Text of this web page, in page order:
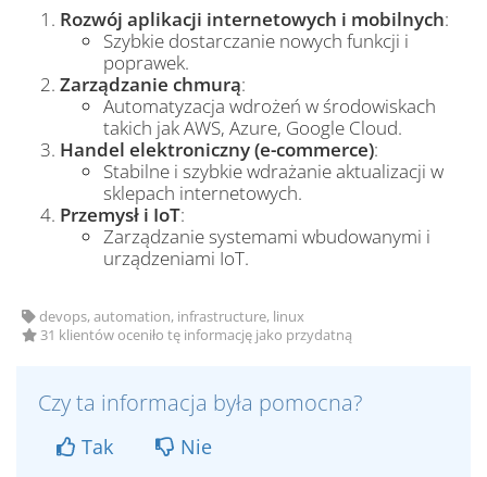
Rozwój aplikacji internetowych i mobilnych:
Szybkie dostarczanie nowych funkcji i
poprawek.
Zarządzanie chmurą:
Automatyzacja wdrożeń w środowiskach
takich jak AWS, Azure, Google Cloud.
Handel elektroniczny (e-commerce):
Stabilne i szybkie wdrażanie aktualizacji w
sklepach internetowych.
Przemysł i IoT:
Zarządzanie systemami wbudowanymi i
urządzeniami IoT.
devops, automation, infrastructure, linux
31 klientów oceniło tę informację jako przydatną
Czy ta informacja była pomocna?
Tak Nie